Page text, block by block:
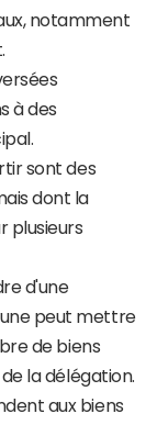
notamment
à des
sont des
dont la
plusieurs
d'une
peut mettre
de biens
la délégation.
aux biens